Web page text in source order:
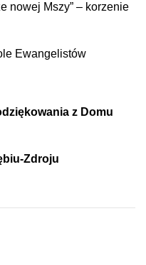
nowej Mszy” – korzenie
Ewangelistów
z Domu
Zdroju